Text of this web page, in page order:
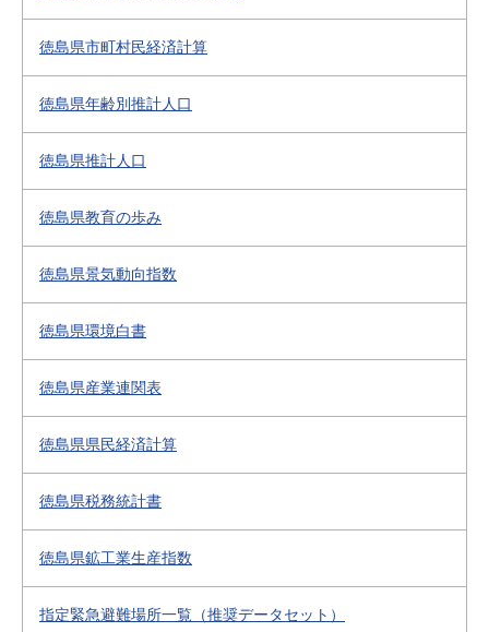
徳島県市町村民経済計算
徳島県年齢別推計人口
徳島県推計人口
徳島県教育の歩み
徳島県景気動向指数
徳島県環境白書
徳島県産業連関表
徳島県県民経済計算
徳島県税務統計書
徳島県鉱工業生産指数
指定緊急避難場所一覧（推奨データセット）